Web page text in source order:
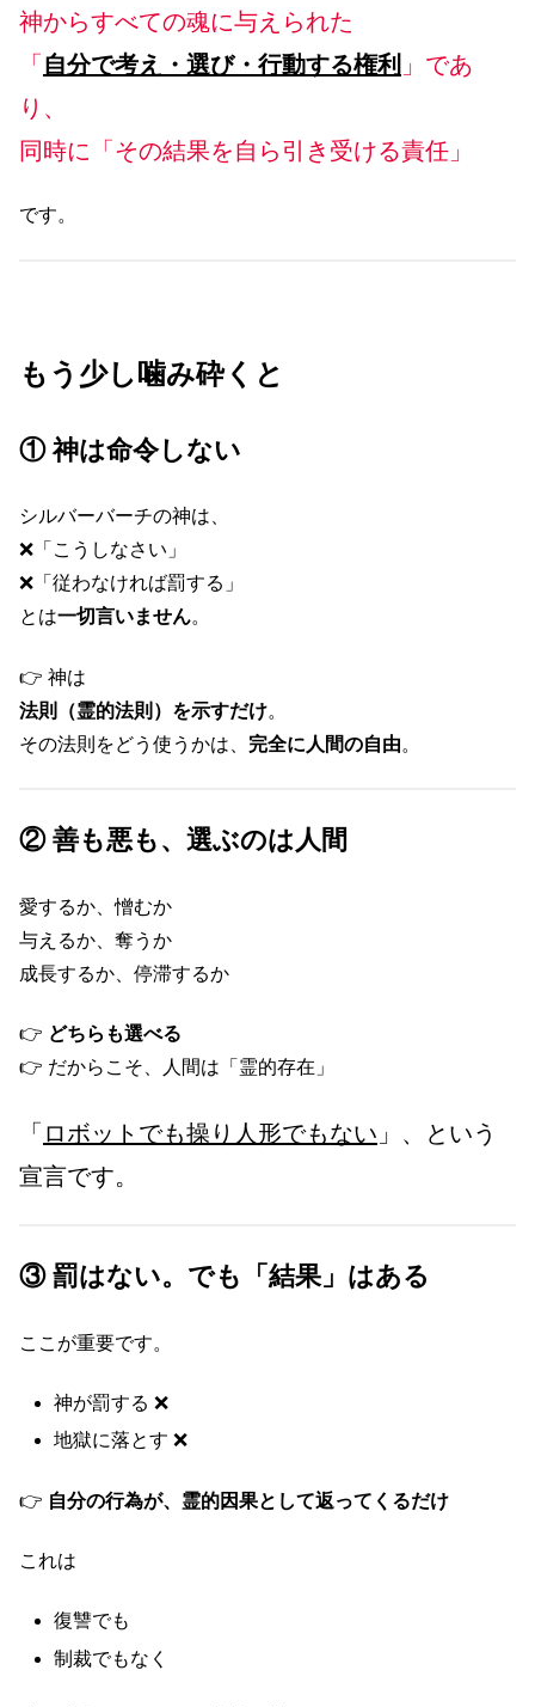
神からすべての魂に与えられた
「 自分で考え・選び・行動する権利 」であ
り、
同時に「その結果を自ら引き受ける責任」
です。
もう少し噛み砕くと
① 神は命令しない
シルバーバーチの神は、
❌「こうしなさい」
❌「従わなければ罰する」
とは一切言いません。
👉 神は
法則（霊的法則）を示すだけ。
その法則をどう使うかは、 完全に人間の自由。
② 善も悪も、選ぶのは人間
愛するか、憎むか
与えるか、奪うか
成長するか、停滞するか
👉 どちらも選べる
👉 だからこそ、人間は「霊的存在」
「 ロボットでも操り人形でもない 」、という
宣言です。
③ 罰はない。でも「結果」はある
ここが重要です。
神が罰する ❌
地獄に落とす ❌
👉 自分の行為が、霊的因果として返ってくるだけ
これは
復讐でも
制裁でもなく